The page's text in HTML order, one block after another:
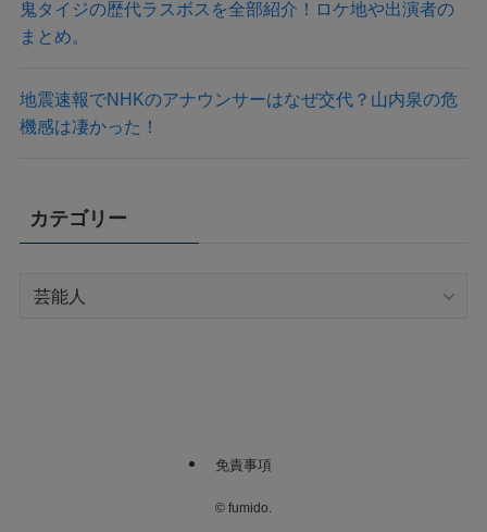
鬼タイジの歴代ラスボスを全部紹介！ロケ地や出演者の
まとめ。
地震速報でNHKのアナウンサーはなぜ交代？山内泉の危
機感は凄かった！
カテゴリー
免責事項
© fumido.